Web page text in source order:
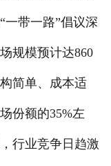
一带一路”倡议深
规模预计达860
简单、成本适
份额的35%左
行业竞争日趋激